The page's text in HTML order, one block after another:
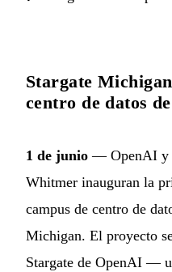
Stargate
centro de datos
1 de junio — OpenAI y
Whitmer inauguran la
campus de centro de
Michigan. El proyecto
Stargate de OpenAI —